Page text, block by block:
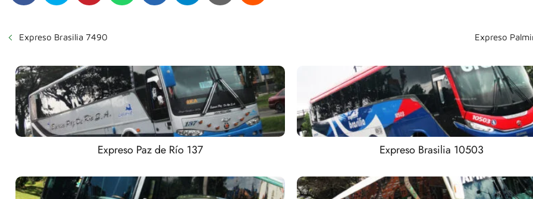
Expreso Brasilia 7490 Expreso
Expreso Paz de Río 137 Expreso Brasilia 10503